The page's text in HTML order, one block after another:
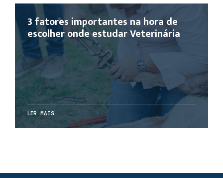
3 fatores importantes na hora de
escolher onde estudar Veterinária
LER MAIS